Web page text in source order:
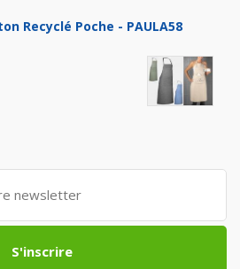
Recyclé Poche - PAULA58
S'inscrire